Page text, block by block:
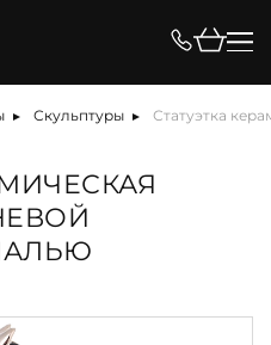
Скульптуры Статуэтка